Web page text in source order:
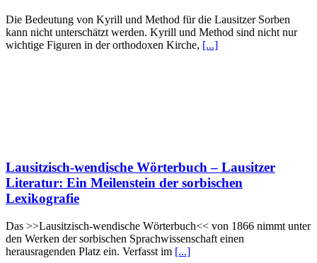
Die Bedeutung von Kyrill und Method für die Lausitzer Sorben
kann nicht unterschätzt werden. Kyrill und Method sind nicht nur
wichtige Figuren in der orthodoxen Kirche, [...]
Lausitzisch‑wendische Wörterbuch – Lausitzer
Literatur: Ein Meilenstein der sorbischen
Lexikografie
Das >>Lausitzisch‑wendische Wörterbuch<< von 1866 nimmt unter
den Werken der sorbischen Sprachwissenschaft einen
herausragenden Platz ein. Verfasst im [...]